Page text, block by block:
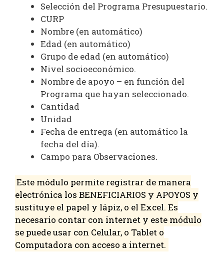
Selección del Programa Presupuestario.
CURP
Nombre (en automático)
Edad (en automático)
Grupo de edad (en automático)
Nivel socioeconómico.
Nombre de apoyo – en función del
Programa que hayan seleccionado.
Cantidad
Unidad
Fecha de entrega (en automático la
fecha del día).
Campo para Observaciones.
Este módulo permite registrar de manera
electrónica los BENEFICIARIOS y APOYOS y
sustituye el papel y lápiz, o el Excel. Es
necesario contar con internet y este módulo
se puede usar con Celular, o Tablet o
Computadora con acceso a internet.